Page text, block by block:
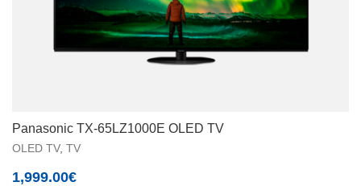
Panasonic TX-65LZ1000E OLED TV
OLED TV, TV
1,999.00€